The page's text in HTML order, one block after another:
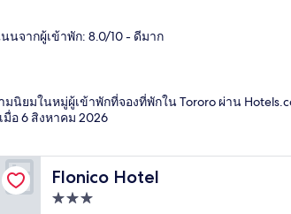
นจากผู้เข้าพัก: 8.0/10 - ดีมาก
นิยมในหมู่ผู้เข้าพักที่จองที่พักใน Tororo ผ่าน
มื่อ6 สิงหาคม 2026
Flonico Hotel
Flonico Hotel
ที่พัก